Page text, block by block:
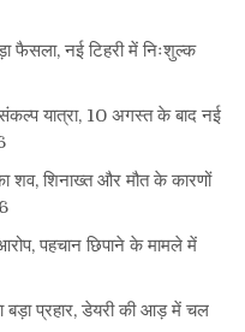
फैसला, नई टिहरी में निःशुल्क
यात्रा, 10 अगस्त के बाद नई
शव, शिनाख्त और मौत के कारणों
पहचान छिपाने के मामले में
प्रहार, डेयरी की आड़ में चल